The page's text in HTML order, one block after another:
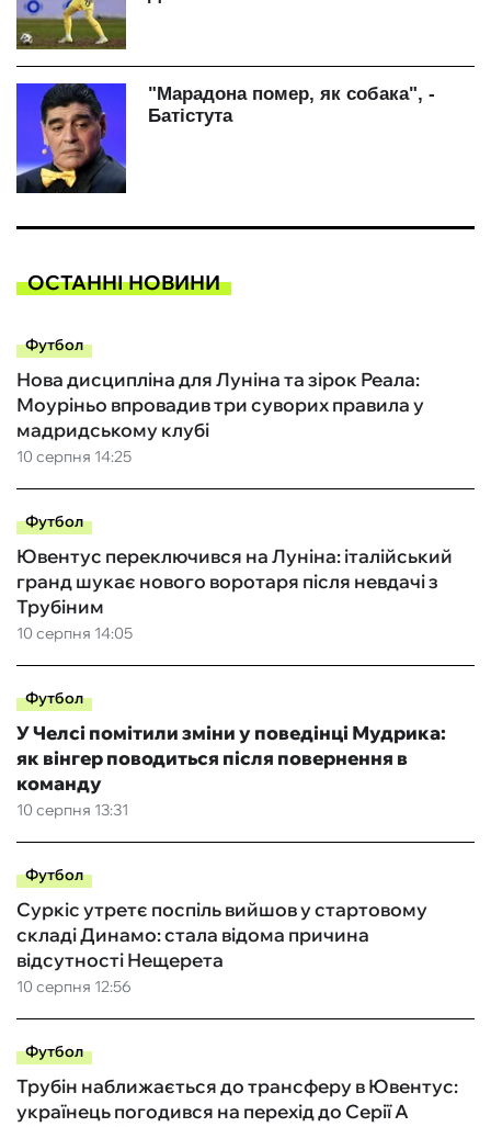
ОСТАННІ НОВИНИ
Футбол
10 серпня 14:25
Нова дисципліна для Луніна та зірок Реала:
Моуріньо впровадив три суворих правила у
мадридському клубі
Футбол
10 серпня 14:05
Ювентус переключився на Луніна: італійський
гранд шукає нового воротаря після невдачі з
Трубіним
Футбол
10 серпня 13:31
У Челсі помітили зміни у поведінці Мудрика:
як вінгер поводиться після повернення в
команду
Футбол
10 серпня 12:56
Суркіс утретє поспіль вийшов у стартовому
складі Динамо: стала відома причина
відсутності Нещерета
Футбол
Трубін наближається до трансферу в Ювентус:
українець погодився на перехід до Серії А